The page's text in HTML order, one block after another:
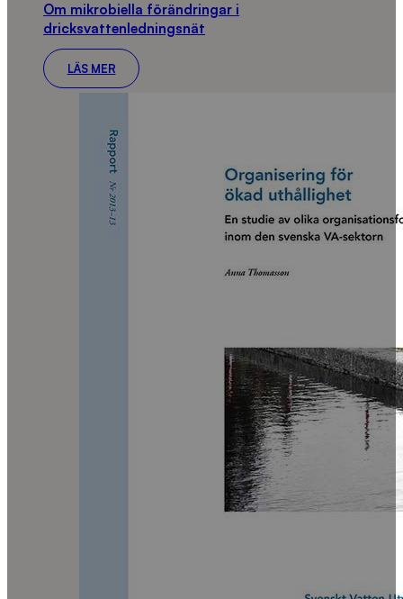
Om mikrobiella förändringar i
dricksvattenledningsnät
LÄS MER